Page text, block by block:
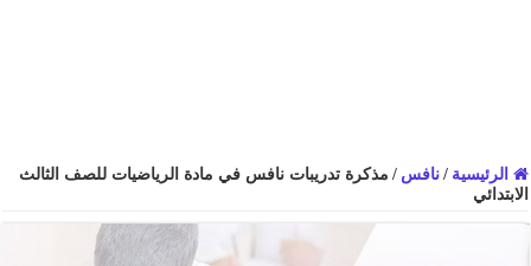
الرئيسية / نافس / مذكرة تدريبات نافس في مادة الرياضيات للصف الثالث
الابتدائي